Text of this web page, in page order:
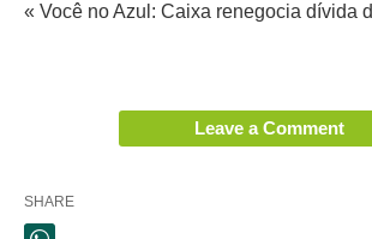
« Você no Azul: Caixa renegocia dívida
Leave a Comment
SHARE